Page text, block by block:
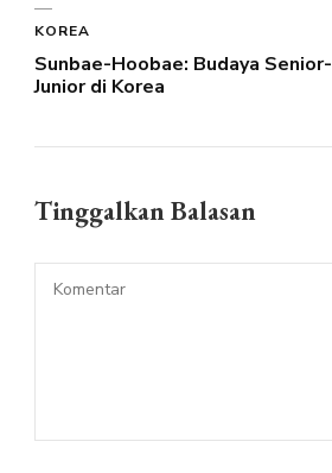
KOREA
Sunbae-Hoobae: Budaya Senior-
Junior di Korea
Tinggalkan Balasan